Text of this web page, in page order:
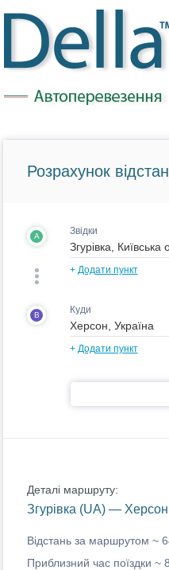
Розрахунок
A Звідки
+ Додати пункт
B Куди
+ Додати пункт
Деталі маршруту:
Згурівка (UA) —
Відстань за маршрутом ~
Приблизний час поїздки ~